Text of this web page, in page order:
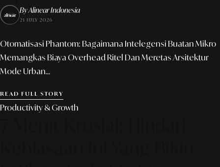
By Alinear Indonesia
21 JULY 2026
Otomatisasi Phantom: Bagaimana Intelegensi Buatan Mikro
Memangkas Biaya Overhead Ritel Dan Meretas Arsitektur
Mode Urban...
READ FULL STORY
Productivity & Growth